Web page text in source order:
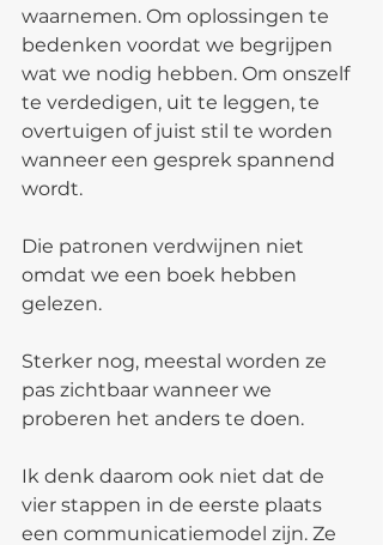
waarnemen. Om oplossingen te
bedenken voordat we begrijpen
wat we nodig hebben. Om onszelf
te verdedigen, uit te leggen, te
overtuigen of juist stil te worden
wanneer een gesprek spannend
wordt.
Die patronen verdwijnen niet
omdat we een boek hebben
gelezen.
Sterker nog, meestal worden ze
pas zichtbaar wanneer we
proberen het anders te doen.
Ik denk daarom ook niet dat de
vier stappen in de eerste plaats
een communicatiemodel zijn. Ze